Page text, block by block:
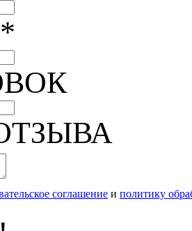
соглашение и политику